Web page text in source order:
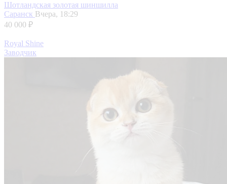
Шотландская золотая шиншилла
Саранск Вчера, 18:29
40 000 ₽
Royal Shine
Заводчик